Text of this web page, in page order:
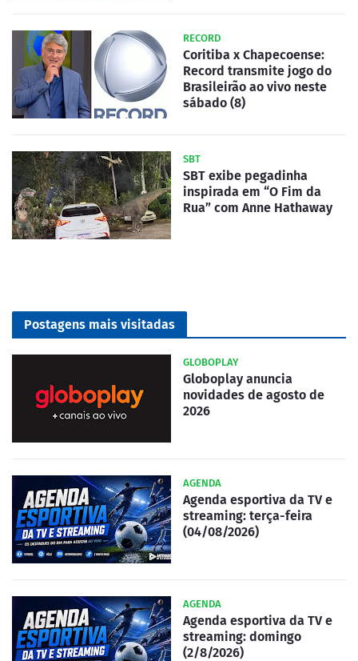
RECORD
Coritiba x Chapecoense:
Record transmite jogo do
Brasileirão ao vivo neste
sábado (8)
SBT
SBT exibe pegadinha
inspirada em “O Fim da
Rua” com Anne Hathaway
Postagens mais visitadas
GLOBOPLAY
Globoplay anuncia
novidades de agosto de
2026
AGENDA
Agenda esportiva da TV e
streaming: terça-feira
(04/08/2026)
AGENDA
Agenda esportiva da TV e
streaming: domingo
(2/8/2026)